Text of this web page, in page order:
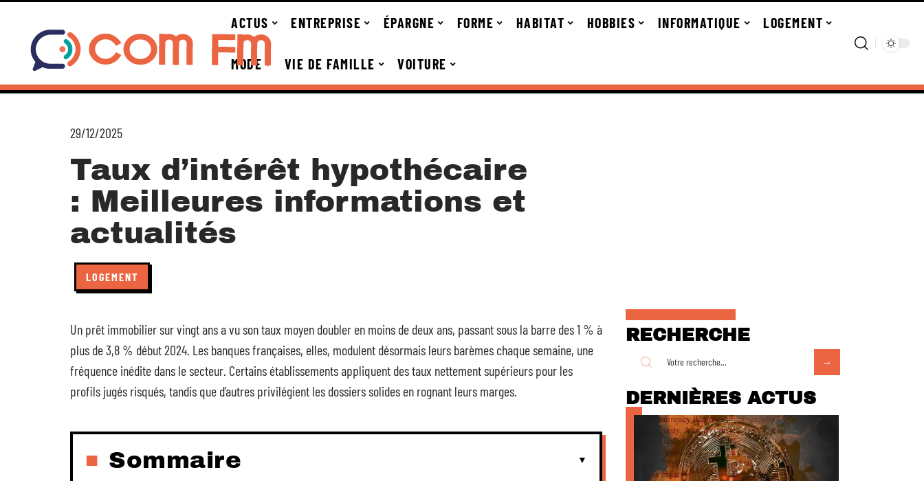
ACTUS ENTREPRISE ÉPARGNE FORME HABITAT HOBBIES INFORMATIQUE LOGEMENT
MODE VIE DE FAMILLE VOITURE
29/12/2025
Taux d’intérêt hypothécaire
: Meilleures informations et
actualités
LOGEMENT
Un prêt immobilier sur vingt ans a vu son taux moyen doubler en moins de deux ans, passant sous la barre des 1 % à
plus de 3,8 % début 2024. Les banques françaises, elles, modulent désormais leurs barèmes chaque semaine, une
fréquence inédite dans le secteur. Certains établissements appliquent des taux nettement supérieurs pour les
profils jugés risqués, tandis que d’autres privilégient les dossiers solides en rognant leurs marges.
Sommaire
RECHERCHE
DERNIÈRES ACTUS